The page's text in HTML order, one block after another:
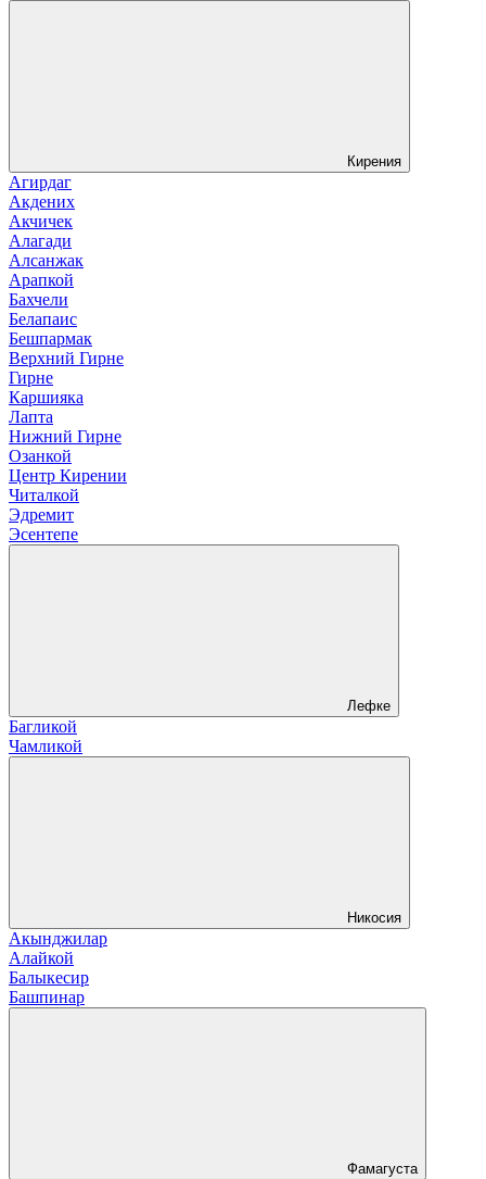
Кирения
Агирдаг
Акдених
Акчичек
Алагади
Алсанжак
Арапкой
Бахчели
Белапаис
Бешпармак
Верхний Гирне
Гирне
Каршияка
Лапта
Нижний Гирне
Озанкой
Центр Кирении
Читалкой
Эдремит
Эсентепе
Лефке
Багликой
Чамликой
Никосия
Акынджилар
Алайкой
Балыкесир
Башпинар
Фамагуста